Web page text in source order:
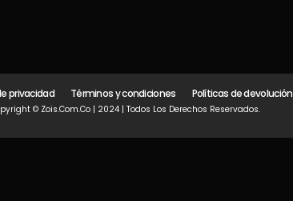
privacidad Términos y condiciones Políticas de devolución
© Zois.com.co | 2024 | Todos Los Derechos Reservados.